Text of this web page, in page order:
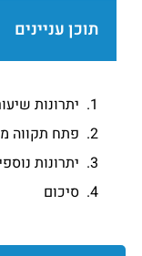
תוכן עניינים
יתרונות
פתח תקווה
יתרונות
סיכום